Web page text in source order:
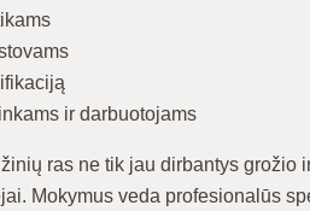
ir darbuotojams
ras ne tik jau dirbantys
Mokymus veda profesionalūs